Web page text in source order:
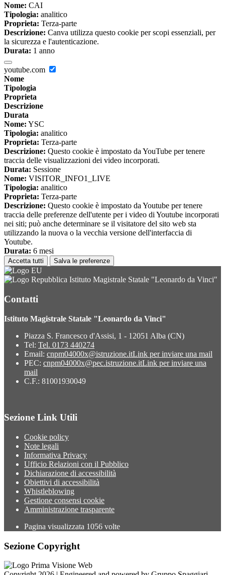
Nome: CAI
Tipologia: analitico
Proprieta: Terza-parte
Descrizione: Canva utilizza questo cookie per scopi essenziali, per
la sicurezza e l'autenticazione.
Durata: 1 anno
youtube.com
Nome
Tipologia
Proprieta
Descrizione
Durata
Nome: YSC
Tipologia: analitico
Proprieta: Terza-parte
Descrizione: Questo cookie è impostato da YouTube per tenere
traccia delle visualizzazioni dei video incorporati.
Durata: Sessione
Nome: VISITOR_INFO1_LIVE
Tipologia: analitico
Proprieta: Terza-parte
Descrizione: Questo cookie è impostato da Youtube per tenere
traccia delle preferenze dell'utente per i video di Youtube incorporati
nei siti; può anche determinare se il visitatore del sito web sta
utilizzando la nuova o la vecchia versione dell'interfaccia di
Youtube.
Durata: 6 mesi
Accetta tutti Salva le preferenze
Istituto Magistrale Statale "Leonardo da Vinci"
Contatti
Istituto Magistrale Statale "Leonardo da Vinci"
Piazza S. Francesco d'Assisi, 1 - 12051 Alba (CN)
Tel: Tel. 0173 440274
Email: cnpm04000x@istruzione.itLink per inviare una mail
PEC: cnpm04000x@pec.istruzione.itLink per inviare una
mail
C.F.: 81001930049
Sezione Link Utili
Cookie policy
Note legali
Informativa Privacy
Ufficio Relazioni con il Pubblico
Dichiarazione di accessibilità
Obiettivi di accessibilità
Whistleblowing
Gestione consensi cookie
Amministrazione trasparente
Pagina visualizzata 1056 volte
Sezione Copyright